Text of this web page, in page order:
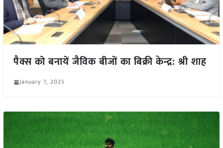
पैक्स को बनायें जैविक बीजों का बिक्री केन्द्र: श्री शाह
January 7, 2025